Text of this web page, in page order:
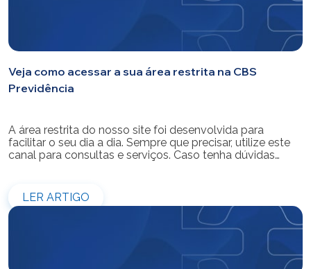
Veja como acessar a sua área restrita na CBS
Previdência
A área restrita do nosso site foi desenvolvida para
facilitar o seu dia a dia. Sempre que precisar, utilize este
canal para consultas e serviços. Caso tenha dúvidas
LER ARTIGO